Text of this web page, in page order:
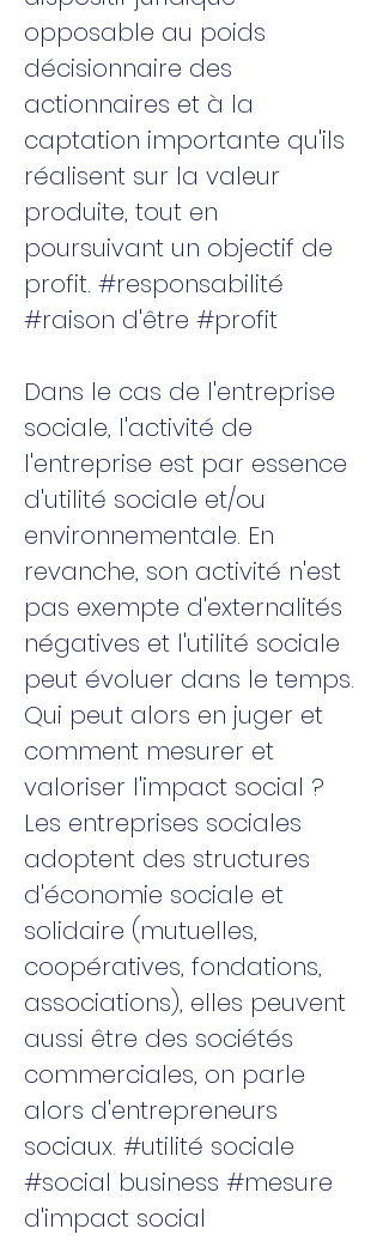
opposable au poids
décisionnaire des
actionnaires et à la
captation importante qu'ils
réalisent sur la valeur
produite, tout en
poursuivant un objectif de
profit. #responsabilité
#raison d'être #profit
Dans le cas de l'entreprise
sociale, l'activité de
l'entreprise est par essence
d'utilité sociale et/ou
environnementale. En
revanche, son activité n'est
pas exempte d'externalités
négatives et l'utilité sociale
peut évoluer dans le temps.
Qui peut alors en juger et
comment mesurer et
valoriser l'impact social ?
Les entreprises sociales
adoptent des structures
d'économie sociale et
solidaire (mutuelles,
coopératives, fondations,
associations), elles peuvent
aussi être des sociétés
commerciales, on parle
alors d'entrepreneurs
sociaux. #utilité sociale
#social business #mesure
d'impact social